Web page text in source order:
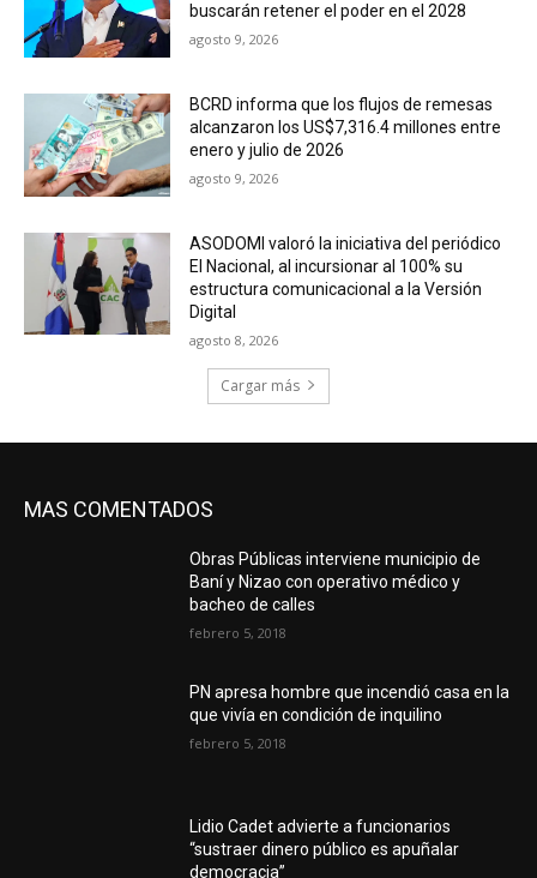
buscarán retener el poder en el 2028
agosto 9, 2026
BCRD informa que los flujos de remesas
alcanzaron los US$7,316.4 millones entre
enero y julio de 2026
agosto 9, 2026
ASODOMI valoró la iniciativa del periódico
El Nacional, al incursionar al 100% su
estructura comunicacional a la Versión
Digital
agosto 8, 2026
Cargar más
MAS COMENTADOS
Obras Públicas interviene municipio de
Baní y Nizao con operativo médico y
bacheo de calles
febrero 5, 2018
PN apresa hombre que incendió casa en la
que vivía en condición de inquilino
febrero 5, 2018
Lidio Cadet advierte a funcionarios
“sustraer dinero público es apuñalar
democracia”